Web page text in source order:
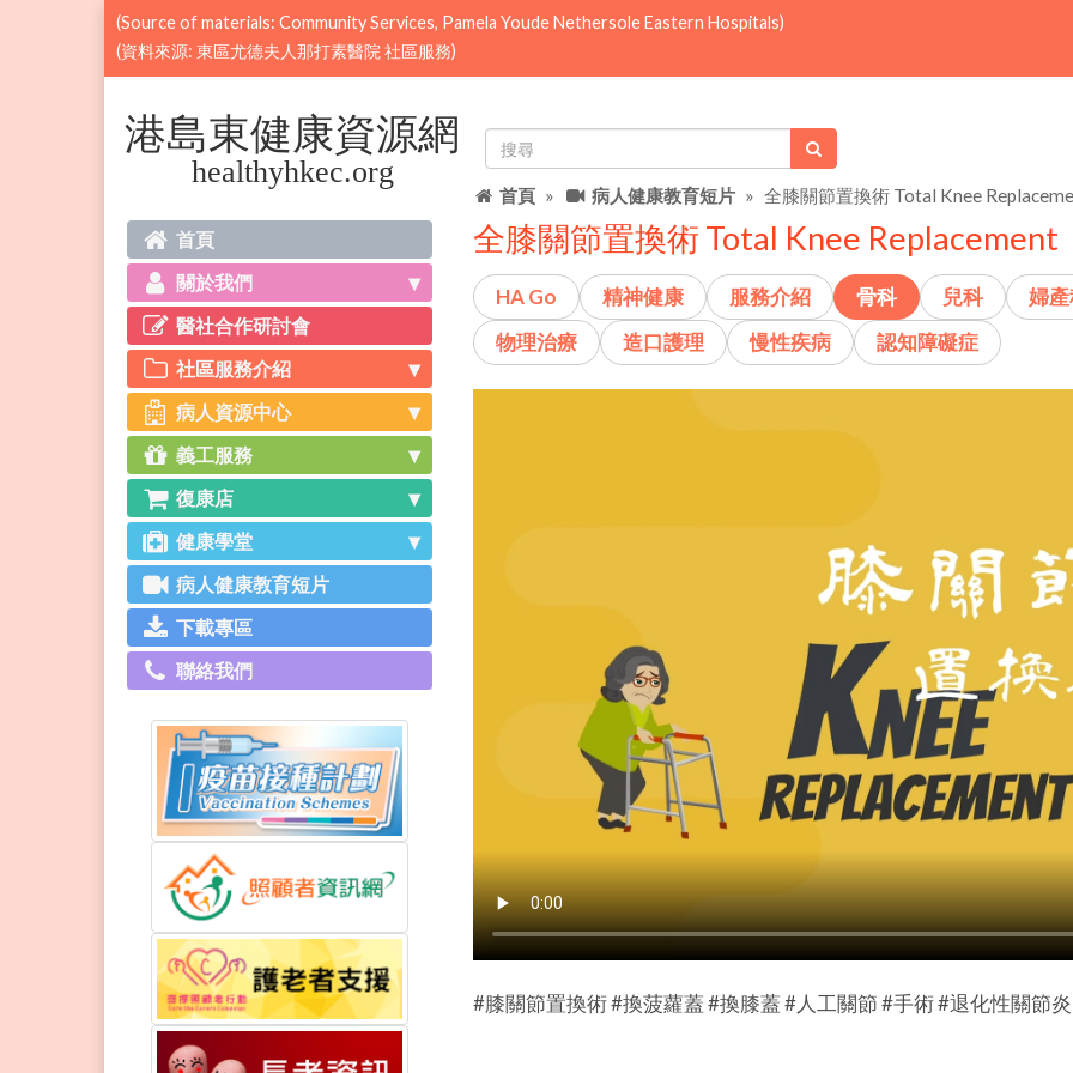
(Source of materials: Community Services, Pamela Youde Nethersole Eastern Hospitals)
(資料來源: 東區尤德夫人那打素醫院 社區服務)
搜尋
首頁 病人健康教育短片 全膝關節置換術 Total Knee
首頁
關於我們
醫社合作研討會
社區服務介紹
病人資源中心
義工服務
復康店
健康學堂
病人健康教育短片
下載專區
聯絡我們
全膝關節置換術 Total Knee Replacement
HA Go 精神健康 服務介紹 骨科 兒科
婦
物理治療
造口護理 慢性疾病 認知障礙症
#膝關節置換術 #換菠蘿蓋 #換膝蓋 #人工關節 #手術 #退化性關節